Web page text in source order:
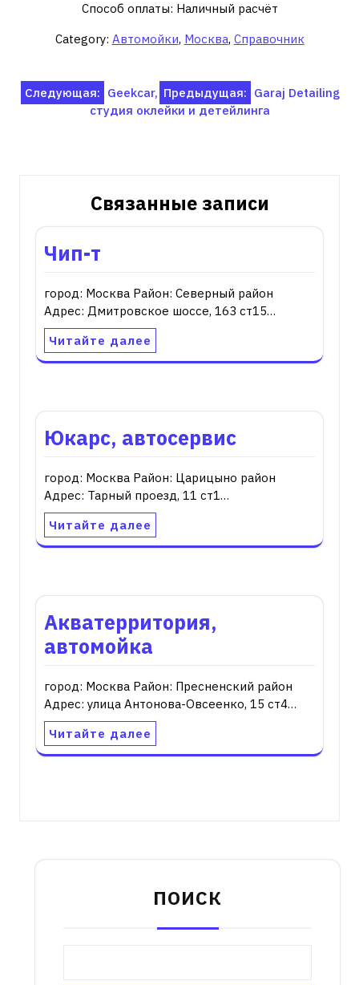
Способ оплаты: Наличный расчёт
Category: Автомойки, Москва, Справочник
Навигация
Предыдущая: Garaj Detailing
Следующая: Geekcar,
студия оклейки и детейлинга
Связанные записи
Чип-т
город: Москва Район: Северный район
Адрес: Дмитровское шоссе, 163 ст15…
Читайте далее
Юкарс, автосервис
город: Москва Район: Царицыно район
Адрес: Тарный проезд, 11 ст1…
Читайте далее
Акватерритория,
автомойка
город: Москва Район: Пресненский район
Адрес: улица Антонова-Овсеенко, 15 ст4…
Читайте далее
ПОИСК